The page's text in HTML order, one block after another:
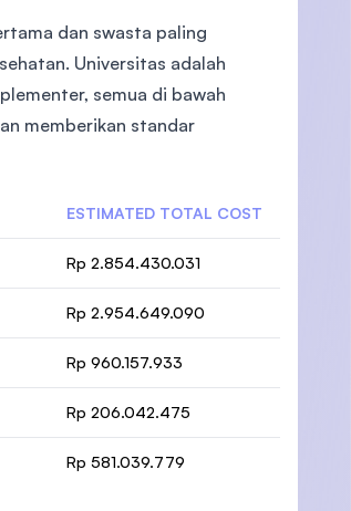
dan swasta paling
Universitas adalah
semua di bawah
memberikan standar
ESTIMATED TOTAL COST
Rp 2.854.430.031
Rp 2.954.649.090
Rp 960.157.933
Rp 206.042.475
Rp 581.039.779